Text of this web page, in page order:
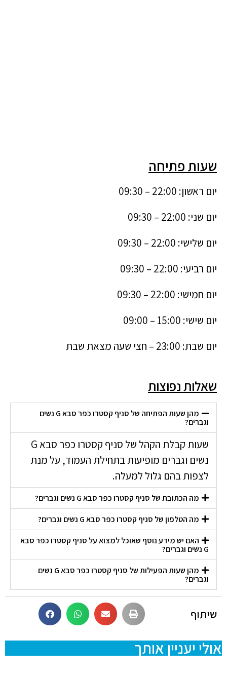
שעות פתיחה
יום ראשון: 22:00 – 09:30
יום שני: 22:00 – 09:30
יום שלישי: 22:00 – 09:30
יום רביעי: 22:00 – 09:30
יום חמישי: 22:00 – 09:30
יום שישי: 15:00 – 09:00
יום שבת: 23:00 – חצי שעה מצאת שבת
שאלות נפוצות
מהן שעות הפתיחה של סניף קסטרו כפר סבא G נשים
וגברים?
שעות קבלת הקהל של סניף קסטרו כפר סבא G
נשים וגברים מופיעות בתחילת העמוד, על מנת
לצפות בהם גלול למעלה.
מה הכתובת של סניף קסטרו כפר סבא G נשים וגברים?
מה הטלפון של סניף קסטרו כפר סבא G נשים וגברים?
האם יש מידע נוסף שאוכל למצוא על סניף קסטרו כפר סבא
G נשים וגברים?
מהן שעות הפעילות של סניף קסטרו כפר סבא G נשים
וגברים?
שיתוף
אולי יעניין אותך